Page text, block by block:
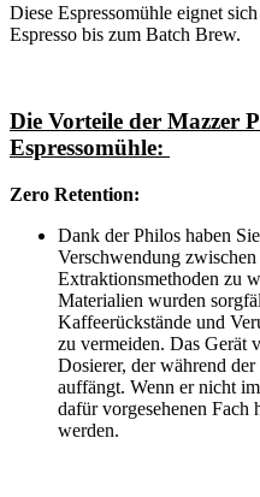
Diese Espressomühle eignet
Espresso bis zum Batch Brew.
Die Vorteile der Mazzer
Espressomühle:
Zero Retention:
Dank der Philos haben
Verschwendung
Extraktionsmethoden zu
Materialien wurden
Kaffeerückstände und
zu vermeiden. Das Gerät
Dosierer, der während
auffängt. Wenn er nicht
dafür vorgesehenen Fach
werden.